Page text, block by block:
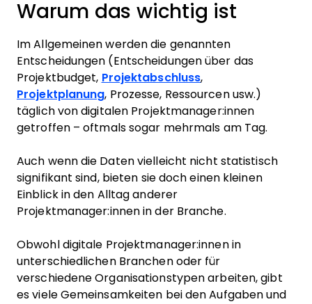
Warum das wichtig ist
Im Allgemeinen werden die genannten
Entscheidungen (Entscheidungen über das
Projektbudget, Projektabschluss,
Projektplanung, Prozesse, Ressourcen usw.)
täglich von digitalen Projektmanager:innen
getroffen – oftmals sogar mehrmals am Tag.
Auch wenn die Daten vielleicht nicht statistisch
signifikant sind, bieten sie doch einen kleinen
Einblick in den Alltag anderer
Projektmanager:innen in der Branche.
Obwohl digitale Projektmanager:innen in
unterschiedlichen Branchen oder für
verschiedene Organisationstypen arbeiten, gibt
es viele Gemeinsamkeiten bei den Aufgaben und